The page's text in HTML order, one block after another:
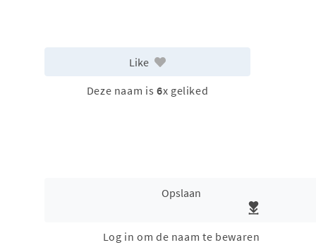
Like
Deze naam is 6x geliked
Opslaan
Log in om de naam te bewaren